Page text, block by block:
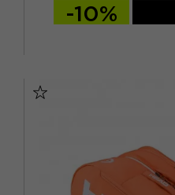
-10%